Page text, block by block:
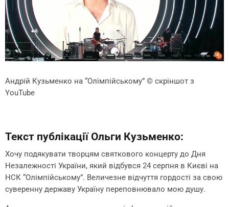
Андрій Кузьменко на “Олімпійському” © скріншот з
YouTube
Текст публікації Ольги Кузьменко:
Хочу подякувати творцям святкового концерту до Дня
Незалежності України, який відбувся 24 серпня в Києві на
НСК “Олімпійському”. Величезне відчуття гордості за свою
суверенну державу Україну переповнювало мою душу.